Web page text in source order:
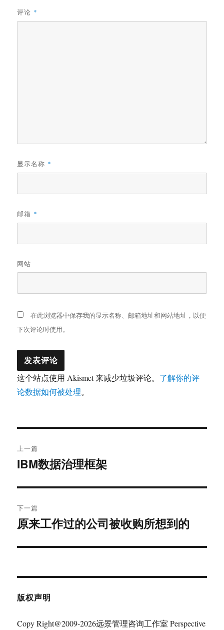
评论 *
显示名称 *
邮箱 *
网站
在此浏览器中保存我的显示名称、邮箱地址和网站地址，以便
下次评论时使用。
这个站点使用 Akismet 来减少垃圾评论。 了解你的评
论数据如何被处理。
章
航
上一篇
上
文
章：
IBM数据治理框架
下一篇
下
文
原来工作过的公司被收购所想到的
版权声明
Copy Right@2009-2026远景管理咨询工作室 Perspective